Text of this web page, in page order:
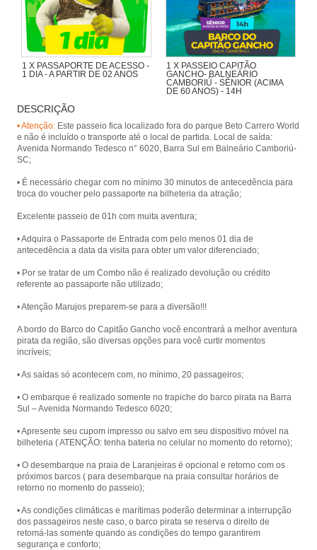
1 X PASSAPORTE DE ACESSO -
1 DIA - A PARTIR DE 02 ANOS
1 X PASSEIO CAPITÃO
GANCHO- BALNEÁRIO
CAMBORIÚ - SÊNIOR (ACIMA
DE 60 ANOS) - 14H
desembarcando na Praia de
Laranjeiras, com presença animada
de piratas.
DESCRIÇÃO
• Atenção: Este passeio fica localizado fora do parque Beto Carrero World
e não é incluído o transporte até o local de partida. Local de saída:
Avenida Normando Tedesco n° 6020, Barra Sul em Balneário Camboriú-
SC;
• É necessário chegar com no mínimo 30 minutos de antecedência para
troca do voucher pelo passaporte na bilheteria da atração;
Excelente passeio de 01h com muita aventura;
• Adquira o Passaporte de Entrada com pelo menos 01 dia de
antecedência a data da visita para obter um valor diferenciado;
• Por se tratar de um Combo não é realizado devolução ou crédito
referente ao passaporte não utilizado;
• Atenção Marujos preparem-se para a diversão!!!
A bordo do Barco do Capitão Gancho você encontrará a melhor aventura
pirata da região, são diversas opções para você curtir momentos
incríveis;
• As saídas só acontecem com, no mínimo, 20 passageiros;
• O embarque é realizado somente no trapiche do barco pirata na Barra
Sul – Avenida Normando Tedesco 6020;
• Apresente seu cupom impresso ou salvo em seu dispositivo móvel na
bilheteria ( ATENÇÃO: tenha bateria no celular no momento do retorno);
• O desembarque na praia de Laranjeiras é opcional e retorno com os
próximos barcos ( para desembarque na praia consultar horários de
retorno no momento do passeio);
• As condições climáticas e marítimas poderão determinar a interrupção
dos passageiros neste caso, o barco pirata se reserva o direito de
retomá-las somente quando as condições do tempo garantirem
segurança e conforto;